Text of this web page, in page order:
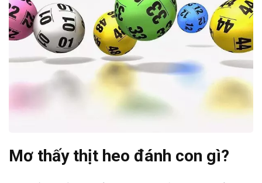
Mơ thấy thịt heo đánh con gì?